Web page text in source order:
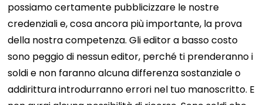
possiamo certamente pubblicizzare le nostre
credenziali e, cosa ancora più importante, la prova
della nostra competenza. Gli editor a basso costo
sono peggio di nessun editor, perché ti prenderanno i
soldi e non faranno alcuna differenza sostanziale o
addirittura introdurranno errori nel tuo manoscritto. E